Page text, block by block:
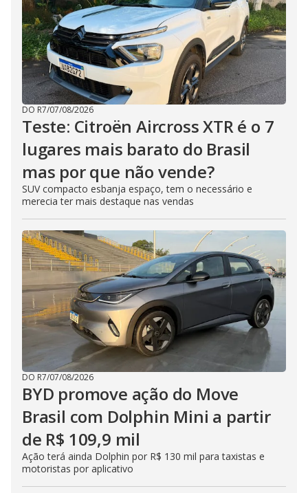
DO R7/07/08/2026
Teste: Citroën Aircross XTR é o 7
lugares mais barato do Brasil
mas por que não vende?
SUV compacto esbanja espaço, tem o necessário e
merecia ter mais destaque nas vendas
DO R7/07/08/2026
BYD promove ação do Move
Brasil com Dolphin Mini a partir
de R$ 109,9 mil
Ação terá ainda Dolphin por R$ 130 mil para taxistas e
motoristas por aplicativo